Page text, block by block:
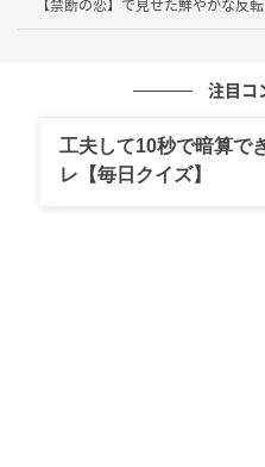
編を貫くのは、スピード
る。まるで、余計な装飾
ンに鮮烈なインパクトを
【禁断の恋】で見せた鮮やかな反転
注目コ
工夫して10秒で暗算で
レ【毎日クイズ】